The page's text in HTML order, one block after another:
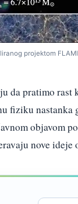
projektom
da pratimo
fiziku nastanka
objavom
nove ideje